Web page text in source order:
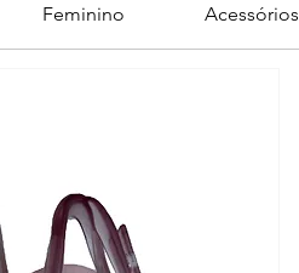
Feminino Acessórios